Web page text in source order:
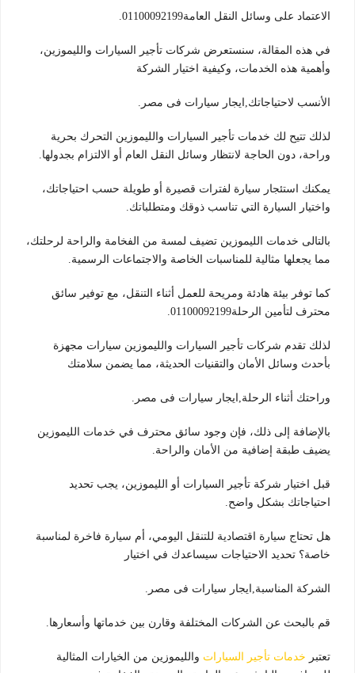
الاعتماد على وسائل النقل العامة01100092199.
في هذه المقالة، سنستعرض شركات تأجير السيارات والليموزين،
وأهمية هذه الخدمات، وكيفية اختيار الشركة
الأنسب لاحتياجاتك,ايجار سيارات فى مصر.
لذلك تتيح لك خدمات تأجير السيارات والليموزين التحرك بحرية
وراحة، دون الحاجة لانتظار وسائل النقل العام أو الالتزام بجدولها.
يمكنك استئجار سيارة لفترات قصيرة أو طويلة حسب احتياجاتك،
واختيار السيارة التي تناسب ذوقك ومتطلباتك.
بالتالى خدمات الليموزين تضيف لمسة من الفخامة والراحة لرحلتك،
مما يجعلها مثالية للمناسبات الخاصة والاجتماعات الرسمية.
كما توفر بيئة هادئة ومريحة للعمل أثناء التنقل، مع توفير سائق
محترف لتأمين الرحلة01100092199.
لذلك تقدم شركات تأجير السيارات والليموزين سيارات مجهزة
بأحدث وسائل الأمان والتقنيات الحديثة، مما يضمن سلامتك
وراحتك أثناء الرحلة,ايجار سيارات فى مصر.
بالإضافة إلى ذلك، فإن وجود سائق محترف في خدمات الليموزين
يضيف طبقة إضافية من الأمان والراحة.
قبل اختيار شركة تأجير السيارات أو الليموزين، يجب تحديد
احتياجاتك بشكل واضح.
هل تحتاج سيارة اقتصادية للتنقل اليومي، أم سيارة فاخرة لمناسبة
خاصة؟ تحديد الاحتياجات سيساعدك في اختيار
الشركة المناسبة,ايجار سيارات فى مصر.
قم بالبحث عن الشركات المختلفة وقارن بين خدماتها وأسعارها.
تعتبر خدمات تأجير السيارات والليموزين من الخيارات المثالية